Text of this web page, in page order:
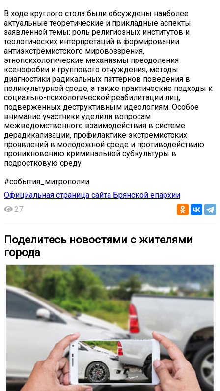
В ходе круглого стола были обсуждены наиболее
актуальные теоретические и прикладные аспекты
заявленной темы: роль религиозных институтов и
теологических интерпретаций в формировании
антиэкстремистского мировоззрения,
этнопсихологические механизмы преодоления
ксенофобии и группового отчуждения, методы
диагностики радикальных паттернов поведения в
поликультурной среде, а также практические подходы к
социально-психологической реабилитации лиц,
подверженных деструктивным идеологиям. Особое
внимание участники уделили вопросам
межведомственного взаимодействия в системе
дерадикализации, профилактике экстремистских
проявлений в молодежной среде и противодействию
проникновению криминальной субкультуры в
подростковую среду.
#события_митрополии
Официальная страница сайта Брянской епархии
27
Поделитесь новостями с жителями
города